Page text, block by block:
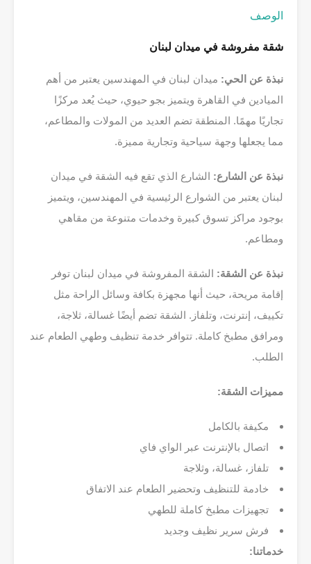
الوصف
شقة مفروشة في ميدان لبنان
نبذة عن الحي: ميدان لبنان في المهندسين يعتبر من أهم
الميادين في القاهرة ويتميز بجو حيوي، حيث يُعد مركزًا
تجاريًا مهمًا. المنطقة تضم العديد من المولات والمطاعم،
مما يجعلها وجهة سياحية وتجارية مميزة.
نبذة عن الشارع: الشارع الذي تقع فيه الشقة في ميدان
لبنان يعتبر من الشوارع الرئيسية في المهندسين، ويتميز
بوجود مراكز تسوق كبيرة وخدمات متنوعة من مقاهي
ومطاعم.
نبذة عن الشقة: الشقة المفروشة في ميدان لبنان توفر
إقامة مريحة، حيث أنها مجهزة بكافة وسائل الراحة مثل
تكييف، إنترنت، وتلفاز. الشقة تضم أيضًا غسالة، ثلاجة،
ومرافق مطبخ كاملة. تتوافر خدمة تنظيف وطهي الطعام عند
الطلب.
مميزات الشقة:
مكيفة بالكامل
اتصال بالإنترنت عبر الواي فاي
تلفاز، غسالة، وثلاجة
خادمة للتنظيف وتحضير الطعام عند الاتفاق
تجهيزات مطبخ كاملة للطهي
فرش سرير نظيف وجديد
خدماتنا: